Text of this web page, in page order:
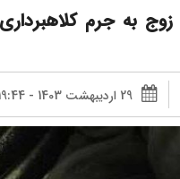
به جرم
29 اردیبهشت 1403 - 19:44